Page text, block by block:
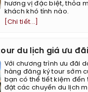
hương vị đặc biệt, thỏa
khách khó tính nào.
[Chi tiết...]
du lịch giá ưu đãi
Với chương trình ưu đãi
hàng đăng ký tour sớm
bạn có thể tiết kiệm đến
đặt các chuyến du lịch